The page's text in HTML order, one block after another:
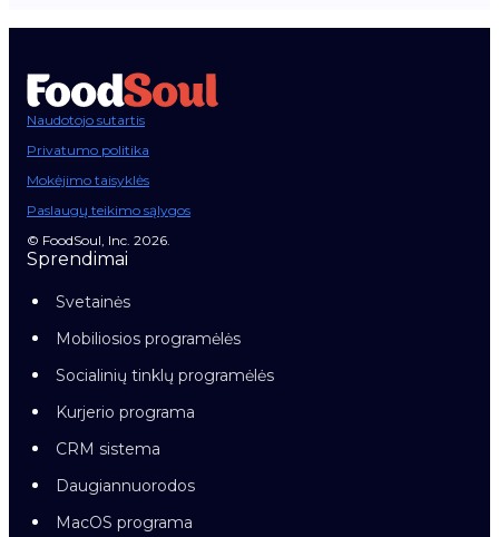
Naudotojo sutartis
Privatumo politika
Mokėjimo taisyklės
Paslaugų teikimo sąlygos
© FoodSoul, Inc. 2026.
Sprendimai
Svetainės
Mobiliosios programėlės
Socialinių tinklų programėlės
Kurjerio programa
CRM sistema
Daugiannuorodos
MacOS programa